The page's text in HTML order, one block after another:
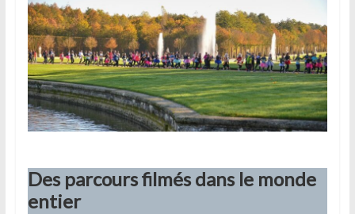
Des parcours filmés dans le monde
entier